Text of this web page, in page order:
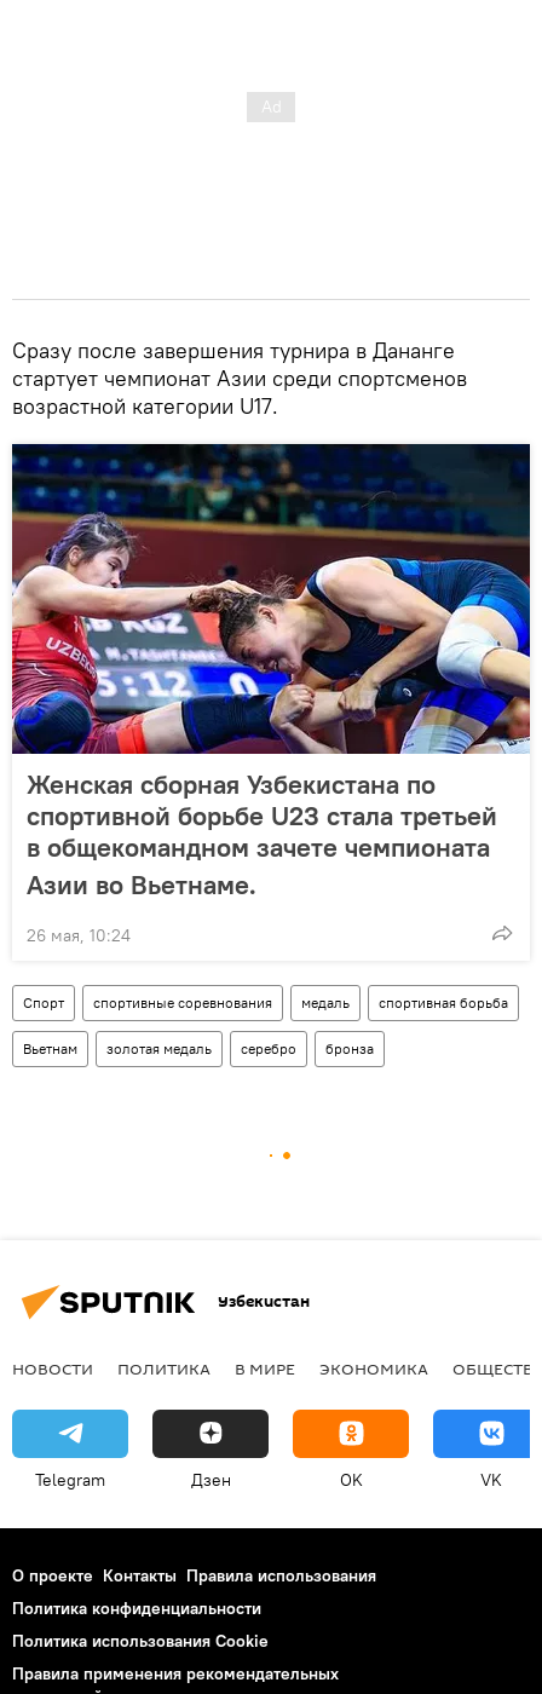
Сразу после завершения турнира в Дананге
стартует чемпионат Азии среди спортсменов
возрастной категории U17.
Женская сборная Узбекистана по
спортивной борьбе U23 стала третьей
в общекомандном зачете чемпионата
Азии во Вьетнаме.
26 мая, 10:24
Спорт спортивные соревнования медаль спортивная борьба
Вьетнам золотая медаль серебро бронза
Узбекистан
НОВОСТИ ПОЛИТИКА В МИРЕ ЭКОНОМИКА
Telegram Дзен OK VK
О проекте Контакты Правила использования
Политика конфиденциальности
Политика использования Cookie
Правила применения рекомендательных